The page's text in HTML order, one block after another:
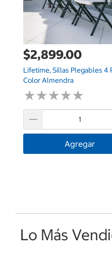
$2,899.00
Lifetime, Sillas Plegables 4
Color Almendra
★★★★★
★★★★★
Agregar
Lo Más